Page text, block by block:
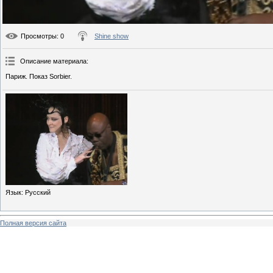
Просмотры: 0 Shine show
Описание материала:
Париж. Показ Sorbier.
Язык: Русский
Полная версия сайта